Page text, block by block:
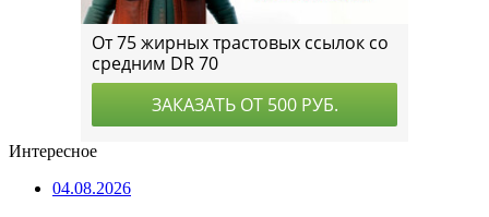
Интересное
04.08.2026